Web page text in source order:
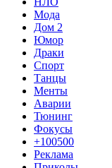
Мода
Дом 2
Юмор
Драки
Спорт
Танцы
Менты
Аварии
Тюнинг
Фокусы
+100500
Реклама